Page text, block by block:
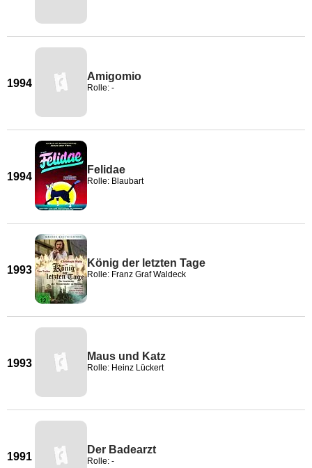
1994
Amigomio
Rolle: -
1994
Felidae
Rolle: Blaubart
1993
König der letzten Tage
Rolle: Franz Graf Waldeck
1993
Maus und Katz
Rolle: Heinz Lückert
1991
Der Badearzt
Rolle: -